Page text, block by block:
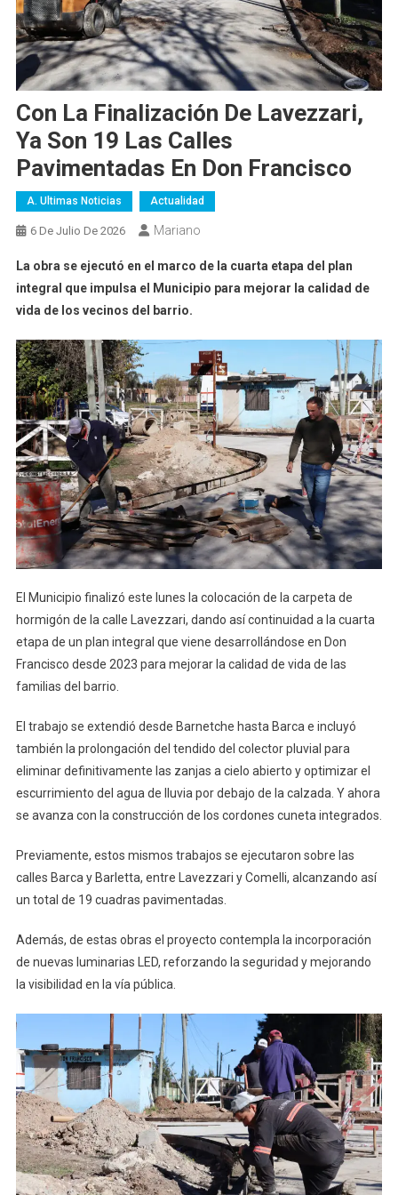
Con La Finalización De Lavezzari,
Ya Son 19 Las Calles
Pavimentadas En Don Francisco
A. Ultimas Noticias Actualidad
6 De Julio De 2026 Mariano
La obra se ejecutó en el marco de la cuarta etapa del plan
integral que impulsa el Municipio para mejorar la calidad de
vida de los vecinos del barrio.
El Municipio finalizó este lunes la colocación de la carpeta de
hormigón de la calle Lavezzari, dando así continuidad a la cuarta
etapa de un plan integral que viene desarrollándose en Don
Francisco desde 2023 para mejorar la calidad de vida de las
familias del barrio.
El trabajo se extendió desde Barnetche hasta Barca e incluyó
también la prolongación del tendido del colector pluvial para
eliminar definitivamente las zanjas a cielo abierto y optimizar el
escurrimiento del agua de lluvia por debajo de la calzada. Y ahora
se avanza con la construcción de los cordones cuneta integrados.
Previamente, estos mismos trabajos se ejecutaron sobre las
calles Barca y Barletta, entre Lavezzari y Comelli, alcanzando así
un total de 19 cuadras pavimentadas.
Además, de estas obras el proyecto contempla la incorporación
de nuevas luminarias LED, reforzando la seguridad y mejorando
la visibilidad en la vía pública.